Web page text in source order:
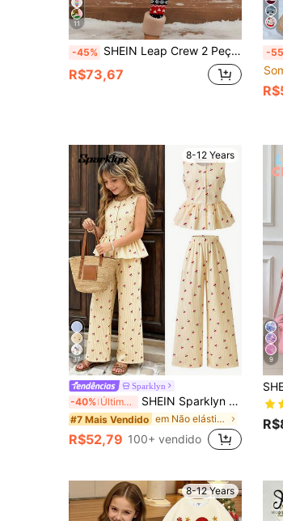
11
-45% SHEIN Leap Crew 2 Peças Conjunto de Moletom e Legging Festivo Vermelho com Estampa de Rena e Estilo Fair Isle, Fofo e Engraçado, para Meninas Pré-Adolescentes, Confortável para Outono/Inverno, Adequado para Reuniões e Passeios Festivos
R$73,67
-
8-12 Years
37
Sparklyn
-40% Últimos 3 dias SHEIN Sparklyn Conjunto de 2 peças com colete de botão único e calça, estampa de cereja, para meninas pré-adolescentes
#7 Mais Vendido em Não elástico T-Shirt para Meninas
R$52,79 100+ vendido
9
8-12 Years